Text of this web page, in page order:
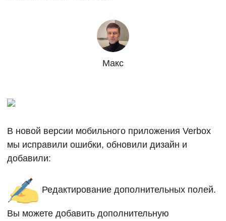
Макс
В новой версии мобильного приложения Verbox
мы исправили ошибки, обновили дизайн и
добавили:
Редактирование дополнительных полей.
Вы можете добавить дополнительную